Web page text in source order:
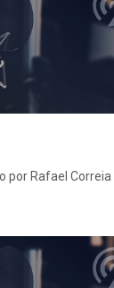
por Rafael Correia